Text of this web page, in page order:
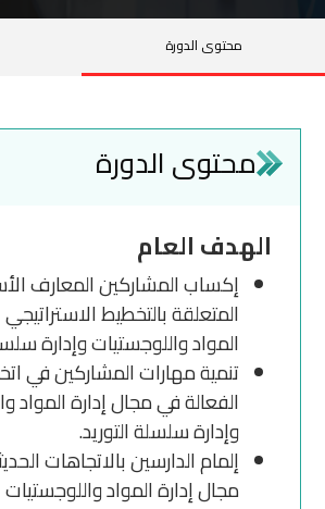
محتوى الدورة
محتوى الدورة
الهدف العام
إكساب المشاركين المعارف
المتعلقة بالتخطيط الاستراتيجي
المواد واللوجستيات وإدارة
تنمية مهارات المشاركين في
الفعالة في مجال إدارة المواد
وإدارة سلسلة التوريد.
إلمام الدارسين بالاتجاهات
مجال إدارة المواد واللوجستيات